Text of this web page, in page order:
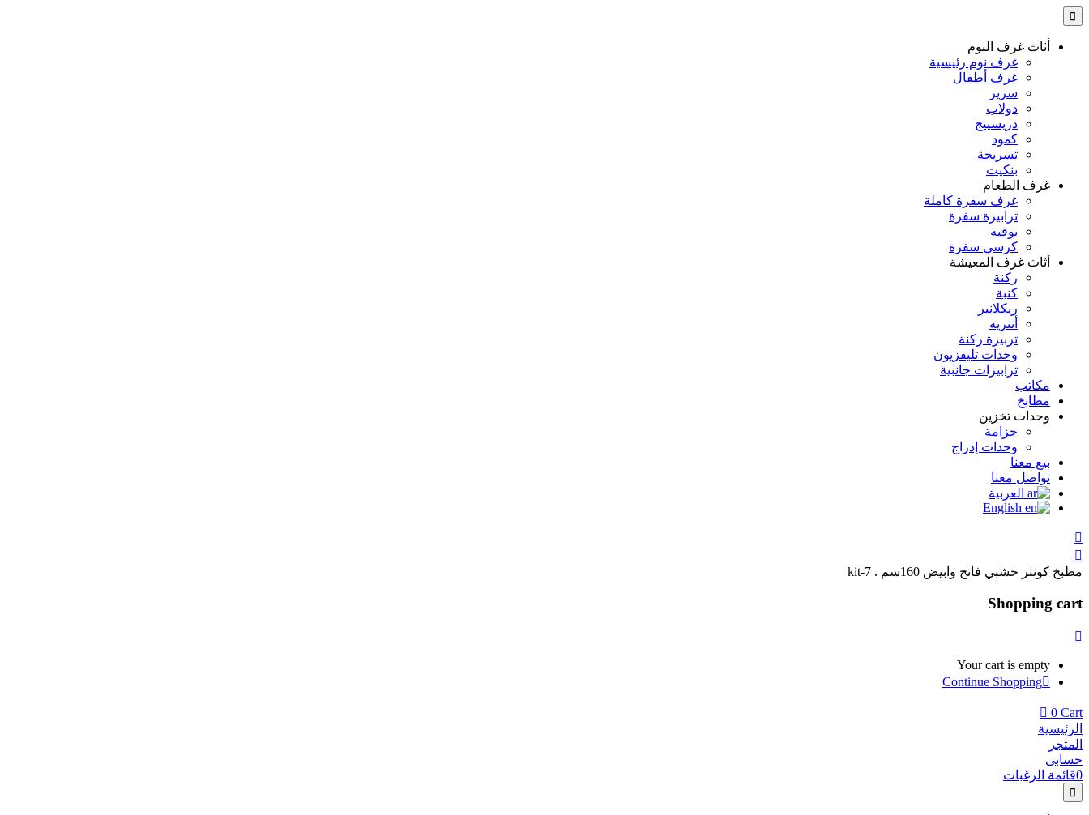
أثاث غرف النوم
غرف نوم رئيسية
غرف أطفال
سرير
دولاب
دريسينج
كمود
تسريحة
بنكيت
غرف الطعام
غرف سفرة كاملة
ترابيزة سفرة
بوفيه
كرسي سفرة
أثاث غرف المعيشة
ركنة
كنبة
ريكلانير
أنتريه
تربيزة ركنة
وحدات تليفزيون
ترابيزات جانبية
مكاتب
مطابخ
وحدات تخزين
جزامة
وحدات إدراج
بيع معنا
تواصل معنا
العربية
English
مطبخ كونتر خشبي فاتح وابيض 160سم . kit-7
Shopping cart
Your cart is empty
Continue Shopping
0 Cart
الرئيسية
المتجر
حسابى
0قائمة الرغبات